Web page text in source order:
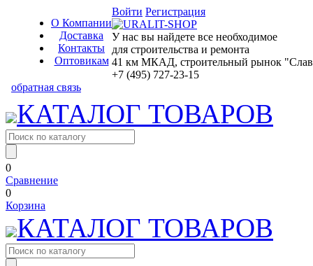
О Компании
Доставка
Контакты
Оптовикам
Войти Регистрация
У нас вы найдете все необходимое
для строительства и ремонта
41 км МКАД, строительный рынок
+7 (495) 727-23-15
обратная связь
КАТАЛОГ ТОВАРОВ
0
Сравнение
0
Корзина
КАТАЛОГ ТОВАРОВ